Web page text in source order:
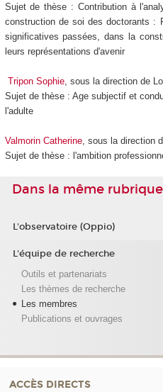
Sujet de thèse : Contribution à
construction de soi des doctorants :
significatives passées, dans la
leurs représentations d'avenir
Tripon Sophie, sous la direction de
Sujet de thèse : Age subjectif et
l'adulte
Valmorin Catherine, sous la direction
Sujet de thèse : l'ambition
Dans la même rubrique
L'observatoire (Oppio)
L'équipe de recherche
Outils et partenariats
Les thèmes de recherche
Les membres
Publications et ouvrages
ACCÈS DIRECTS